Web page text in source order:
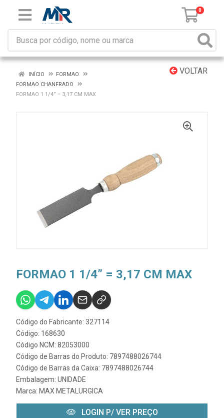
0
VOLTAR
INÍCIO
FORMAO
FORMAO CHANFRADO
FORMAO 1 1/4” = 3,17 CM MAX
FORMAO 1 1/4” = 3,17 CM MAX
Código do Fabricante: 327114
Código: 168630
Código NCM: 82053000
Código de Barras do Produto: 7897488026744
Código de Barras da Caixa: 7897488026744
Embalagem: UNIDADE
Marca: MAX METALURGICA
LOGIN P/ VER PREÇO